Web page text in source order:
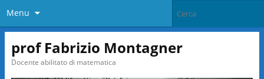
Menu
prof Fabrizio Montagner
Docente abilitato di matematica